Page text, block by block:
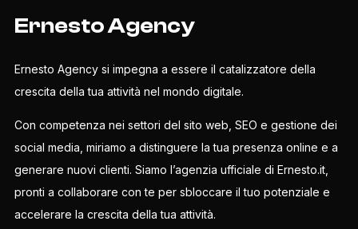
Ernesto Agency
Ernesto Agency si impegna a essere il catalizzatore della
crescita della tua attività nel mondo digitale.
Con competenza nei settori del sito web, SEO e gestione dei
social media, miriamo a distinguere la tua presenza online e a
generare nuovi clienti. Siamo l’agenzia ufficiale di Ernesto.it,
pronti a collaborare con te per sbloccare il tuo potenziale e
accelerare la crescita della tua attività.